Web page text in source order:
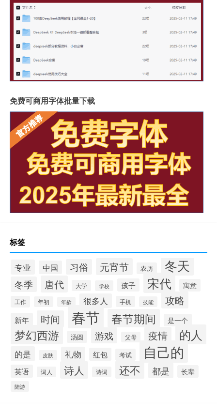
免费可商用字体批量下载
标签
专业 中国 习俗 元宵节 农历 冬天
冬季 唐代 大学 学校 孩子 宋代 寓意
工作 年初 年龄 很多人 手机 技能 攻略
新年 时间 春节 春节期间 是一个
梦幻西游 汤圆 游戏 父母 疫情 的人
的是 皮肤 礼物 红包 考试 自己的
英语 词人 诗人 诗词 还不 都是 长辈
陆游